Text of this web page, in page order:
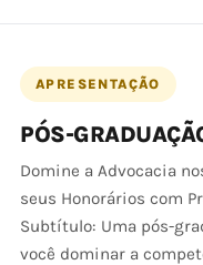
APRESENTAÇÃO
PÓS-
Domine a Advocacia
seus Honorários com
Subtítulo: Uma pós-
você dominar a